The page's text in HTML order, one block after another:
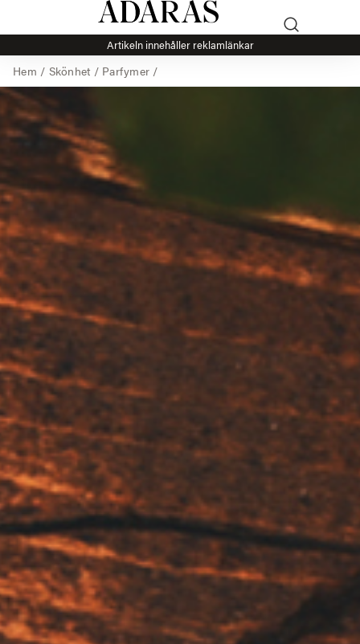
Artikeln innehåller reklamlänkar
Hem / Skönhet/ Parfymer /